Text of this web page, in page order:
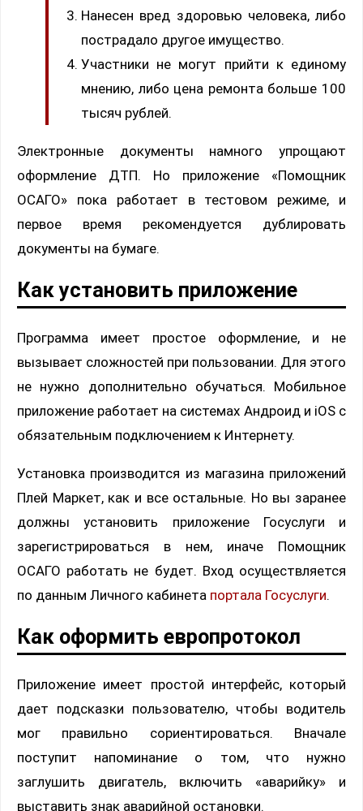
Нанесен вред здоровью человека, либо
пострадало другое имущество.
Участники не могут прийти к единому
мнению, либо цена ремонта больше 100
тысяч рублей.
Электронные документы намного упрощают
оформление ДТП. Но приложение «Помощник
ОСАГО» пока работает в тестовом режиме, и
первое время рекомендуется дублировать
документы на бумаге.
Как установить приложение
Программа имеет простое оформление, и не
вызывает сложностей при пользовании. Для этого
не нужно дополнительно обучаться. Мобильное
приложение работает на системах Андроид и iOS с
обязательным подключением к Интернету.
Установка производится из магазина приложений
Плей Маркет, как и все остальные. Но вы заранее
должны установить приложение Госуслуги и
зарегистрироваться в нем, иначе Помощник
ОСАГО работать не будет. Вход осуществляется
по данным Личного кабинета портала Госуслуги.
Как оформить европротокол
Приложение имеет простой интерфейс, который
дает подсказки пользователю, чтобы водитель
мог правильно сориентироваться. Вначале
поступит напоминание о том, что нужно
заглушить двигатель, включить «аварийку» и
выставить знак аварийной остановки.